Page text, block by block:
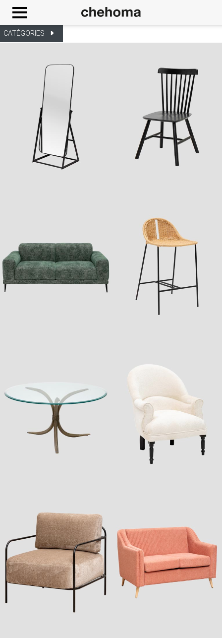
CATÉGORIES
Panneau de gestion des cookies